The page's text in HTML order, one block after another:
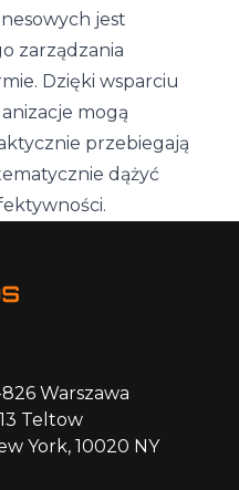
jest
zarządzania
Dzięki wsparciu
mogą
przebiegają
dążyć
Warszawa
Teltow
York, 10020 NY